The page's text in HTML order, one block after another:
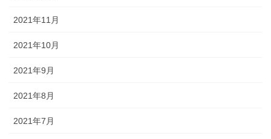
2021年11月
2021年10月
2021年9月
2021年8月
2021年7月